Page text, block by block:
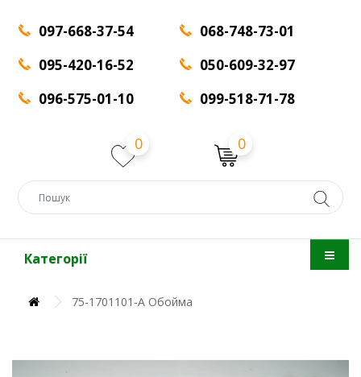
097-668-37-54
095-420-16-52
096-575-01-10
068-748-73-01
050-609-32-97
099-518-71-78
0 0
Категорії
75-1701101-А Обойма